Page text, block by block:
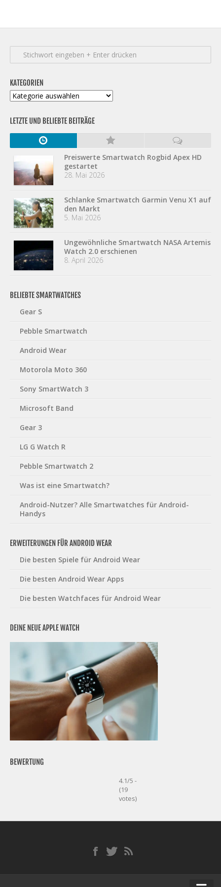
KATEGORIEN
Kategorien
LETZTE UND BELIEBTE BEITRÄGE
Preiswerte Smartwatch Rogbid Apex HD
gestartet
28. Mai 2026
Schlanke Smartwatch Garmin Venu X1 auf
den Markt
5. Mai 2026
Ungewöhnliche Smartwatch NASA Artemis
Watch 2.0 erschienen
8. April 2026
BELIEBTE SMARTWATCHES
Gear S
Pebble Smartwatch
Android Wear
Motorola Moto 360
Sony SmartWatch 3
Microsoft Band
Gear 3
LG G Watch R
Pebble Smartwatch 2
Was ist eine Smartwatch?
Android-Nutzer? Alle Smartwatches für Android-
Handys
ERWEITERUNGEN FÜR ANDROID WEAR
Die besten Spiele für Android Wear
Die besten Android Wear Apps
Die besten Watchfaces für Android Wear
DEINE NEUE APPLE WATCH
BEWERTUNG
4.1/5 -
(19
votes)